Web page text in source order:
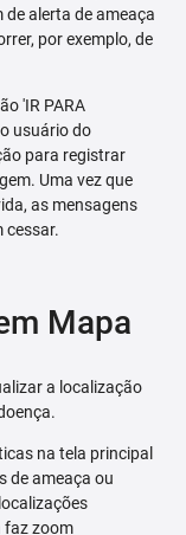
alerta de ameaça
por exemplo, de
'IR PARA
usuário do
para registrar
Uma vez que
as mensagens
cessar.
Mapa
a localização
na tela principal
de ameaça ou
faz zoom